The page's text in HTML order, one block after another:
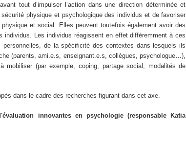
tout d’impulser l’action dans une direction déterminée et
physique et psychologique des individus et de favoriser
physique et social. Elles peuvent toutefois également avoir des
Les individus réagissent en effet différemment à ces
de la spécificité des contextes dans lesquels ils
(parents, ami.e.s, enseignant.e.s, collègues, psychologue…),
mobiliser (par exemple, coping, partage social, modalités de
dans le cadre des recherches figurant dans cet axe.
innovantes en psychologie (responsable Katia